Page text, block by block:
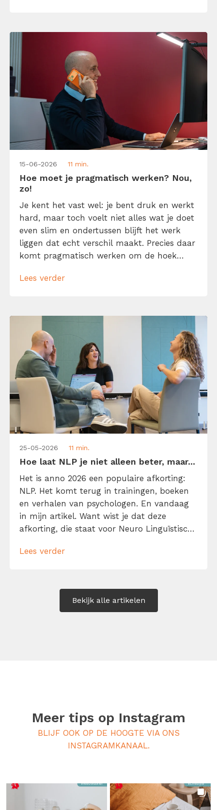
15-06-2026 11 min.
Hoe moet je pragmatisch werken? Nou,
zo!
Je kent het vast wel: je bent druk en werkt
hard, maar toch voelt niet alles wat je doet
even slim en ondertussen blijft het werk
liggen dat echt verschil maakt. Precies daar
komt pragmatisch werken om de hoek
dat je zo snel mogelijk van a naar b wilt en
Lees verder
25-05-2026 11 min.
Hoe laat NLP je niet alleen beter, maar...
Het is anno 2026 een populaire afkorting:
NLP. Het komt terug in trainingen, boeken
en verhalen van psychologen. En vandaag
in mijn artikel. Want wist je dat deze
afkorting, die staat voor Neuro Linguïstisch
belang kan zijn? NLP belooft namelijk je
Lees verder
Bekijk alle artikelen
Meer tips op Instagram
BLIJF OOK OP DE HOOGTE VIA ONS
INSTAGRAMKANAAL.